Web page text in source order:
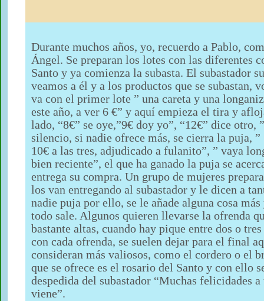
Durante muchos años, yo, recuerdo a Pablo,
Ángel. Se preparan los lotes con las diferentes
Santo y ya comienza la subasta. El subastador
veamos a él y a los productos que se subastan,
va con el primer lote ” una careta y una
este año, a ver 6 €” y aquí empieza el tira y
lado, “8€” se oye,”9€ doy yo”, “12€” dice otro,
silencio, si nadie ofrece más, se cierra la puja, ”
10€ a las tres, adjudicado a fulanito”, ” vaya
bien reciente”, el que ha ganado la puja se
entrega su compra. Un grupo de mujeres
los van entregando al subastador y le dicen a
nadie puja por ello, se le añade alguna cosa
todo sale. Algunos quieren llevarse la ofrenda
bastante altas, cuando hay pique entre dos o
con cada ofrenda, se suelen dejar para el final
consideran más valiosos, como el cordero o el
que se ofrece es el rosario del Santo y con ello
despedida del subastador “Muchas felicidades
viene”.